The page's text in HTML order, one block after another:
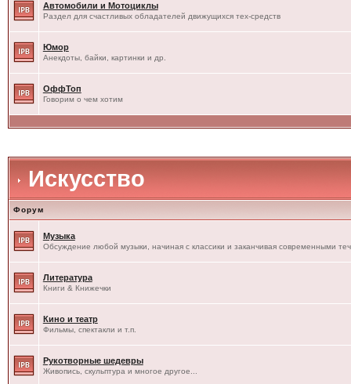
Автомобили и Мотоциклы
Раздел для счастливых обладателей движущихся тех-средств
Юмор
Анекдоты, байки, картинки и др.
ОффТоп
Говорим о чем хотим
Искусство
Форум
Музыка
Обсуждение любой музыки, начиная с классики и заканчивая современными
Литература
Книги & Книжечки
Кино и театр
Фильмы, спектакли и т.п.
Рукотворные шедевры
Живопись, скульптура и многое другое...